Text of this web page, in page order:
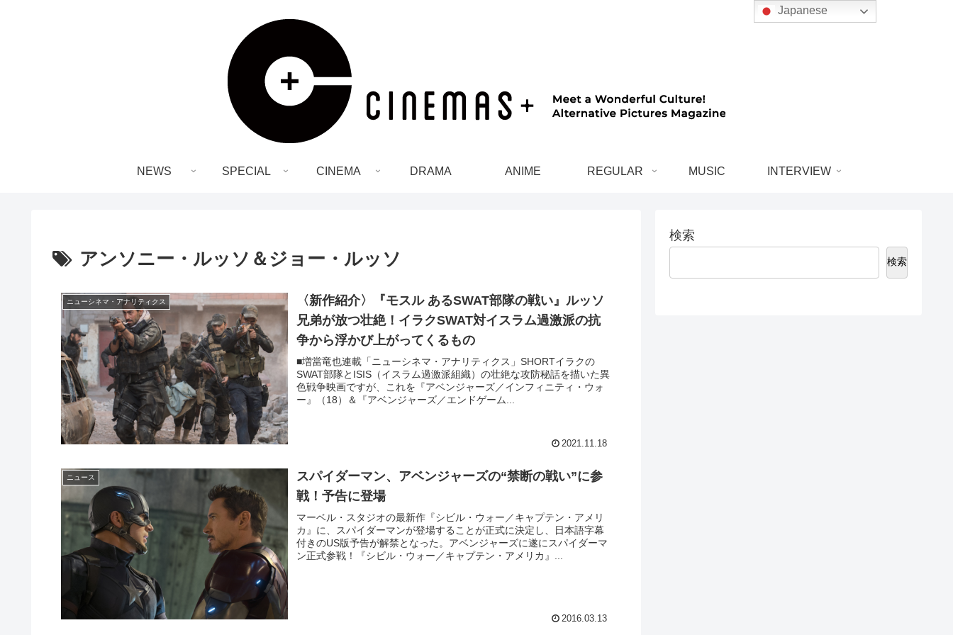
NEWS SPECIAL CINEMA DRAMA ANIME REGULAR MUSIC INTERVIEW
アンソニー・ルッソ＆ジョー・ルッソ
ニューシネマ・アナリティクス
〈新作紹介〉『モスル あるSWAT部隊の戦い』ルッソ
兄弟が放つ壮絶！イラクSWAT対イスラム過激派の抗
争から浮かび上がってくるもの
■増當竜也連載「ニューシネマ・アナリティクス」SHORTイラクの
SWAT部隊とISIS（イスラム過激派組織）の壮絶な攻防秘話を描いた異
色戦争映画ですが、これを『アベンジャーズ／インフィニティ・ウォ
ー』（18）＆『アベンジャーズ／エンドゲーム...
2021.11.18
ニュース
スパイダーマン、アベンジャーズの“禁断の戦い”に参
戦！予告に登場
マーベル・スタジオの最新作『シビル・ウォー／キャプテン・アメリ
カ』に、スパイダーマンが登場することが正式に決定し、日本語字幕
付きのUS版予告が解禁となった。アベンジャーズに遂にスパイダーマ
ン正式参戦！『シビル・ウォー／キャプテン・アメリカ』...
2016.03.13
検索
検索
Japanese